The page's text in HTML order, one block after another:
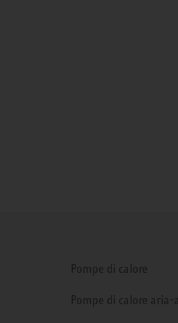
Pompe di calore
Pompe di calore aria-